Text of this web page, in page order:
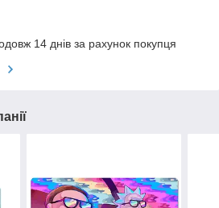
14 днів за рахунок покупця